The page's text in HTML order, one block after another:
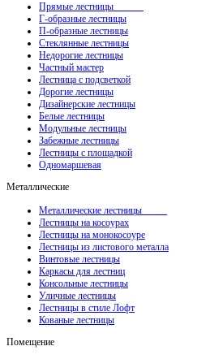
Прямые лестницы
Г-образные лестницы
П-образные лестницы
Стеклянные лестницы
Недорогие лестницы
Частный мастер
Лестница с подсветкой
Дорогие лестницы
Дизайнерские лестницы
Белые лестницы
Модульные лестницы
Забежные лестницы
Лестницы с площадкой
Одномаршевая
Металлические
Металлические лестницы
Лестницы на косоурах
Лестницы на монокосоуре
Лестницы из листового металла
Винтовые лестницы
Каркасы для лестниц
Консольные лестницы
Уличные лестницы
Лестницы в стиле Лофт
Кованые лестницы
Помещение